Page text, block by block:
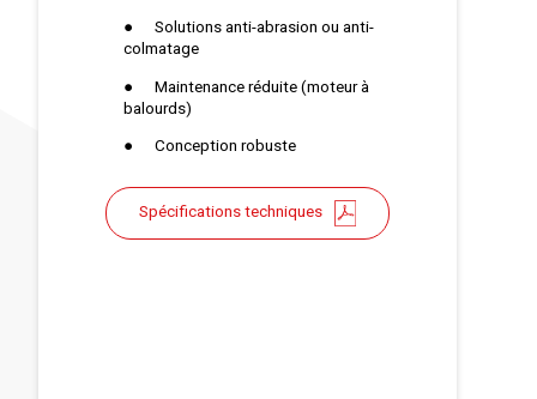
●​Solutions anti-abrasion ou anti-
colmatage
●​Maintenance réduite (moteur à
balourds)
●​Conception robuste
Spécifications techniques